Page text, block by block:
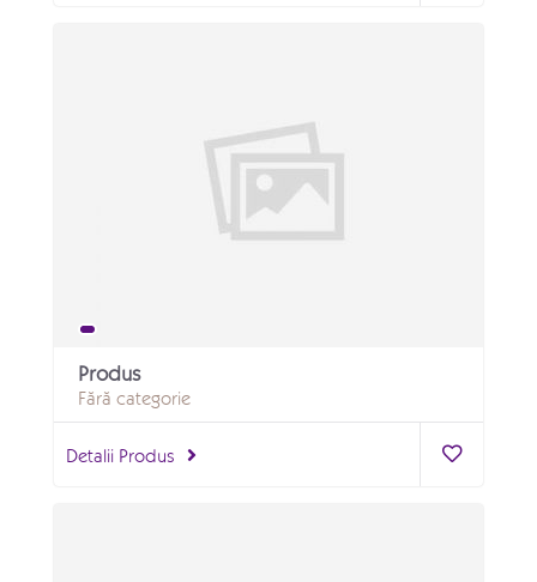
Produs
Fără categorie
Detalii Produs